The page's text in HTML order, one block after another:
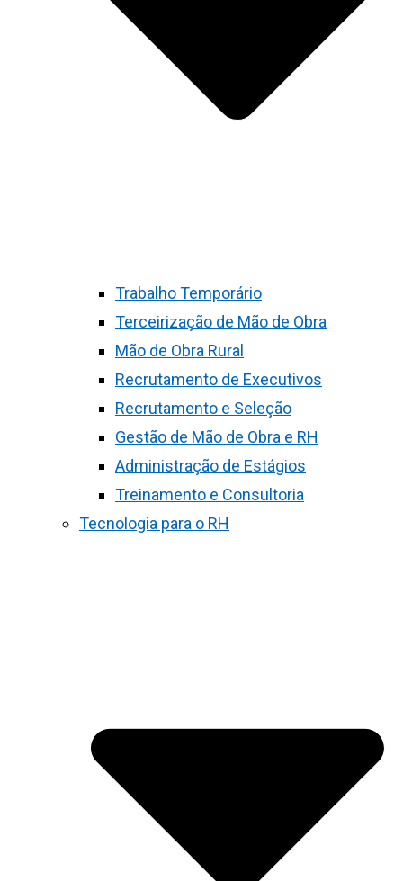
Trabalho Temporário
Terceirização de Mão de Obra
Mão de Obra Rural
Recrutamento de Executivos
Recrutamento e Seleção
Gestão de Mão de Obra e RH
Administração de Estágios
Treinamento e Consultoria
Tecnologia para o RH